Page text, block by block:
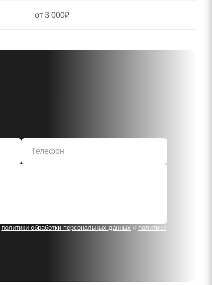
от 3 000₽
политики обработки персональных данных и политики